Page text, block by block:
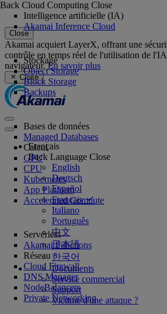
Close
Akamai acquiert LayerX, offrant une
contrôle en temps réel de l'utilisation de
navigateur.En savoir plus
Close
Français
Back Language Close
English
Deutsch
Español
Français
Italiano
Português
中文
日本語
한국어
Documents
Service commercial
Support
Victime d'une attaque ?
Back Cloud Computing Close
Intelligence artificielle (IA)
Akamai Inference Cloud
Stockage
Object Storage
Block Storage
Backups
Bases de données
Managed Databases
Calcul
GPU
CPU
Kubernetes
App Platform
Accelerated Compute
Serverless
Akamai Functions
Réseau
Cloud Firewall
DNS Manager
NodeBalancers
Private Networking